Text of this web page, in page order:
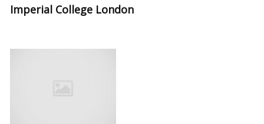
Imperial College London